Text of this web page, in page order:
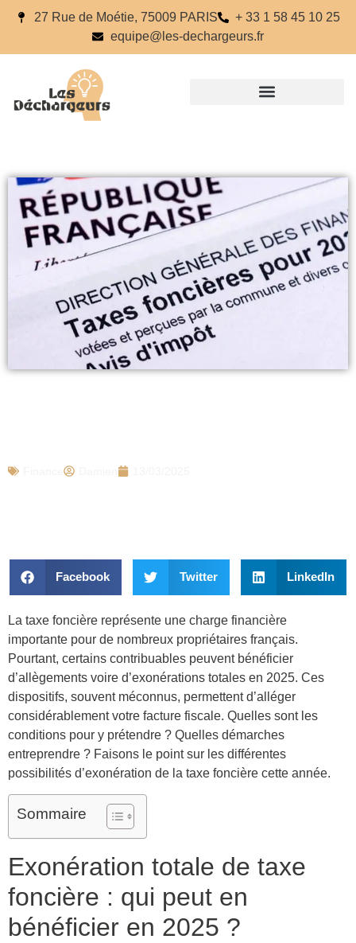
27 Rue de Moétie, 75009 PARIS
+ 33 1 58 45 10 25
equipe@les-dechargeurs.fr
Facebook Twitter LinkedIn
La taxe foncière représente une charge financière
importante pour de nombreux propriétaires français.
Pourtant, certains contribuables peuvent bénéficier
d’allègements voire d’exonérations totales en 2025. Ces
dispositifs, souvent méconnus, permettent d’alléger
considérablement votre facture fiscale. Quelles sont les
conditions pour y prétendre ? Quelles démarches
entreprendre ? Faisons le point sur les différentes
possibilités d’exonération de la taxe foncière cette année.
Sommaire
Exonération totale de taxe
foncière : qui peut en
bénéficier en 2025 ?